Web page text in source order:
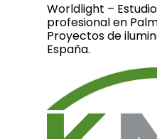
Worldlight –
profesional en
Proyectos de
España.